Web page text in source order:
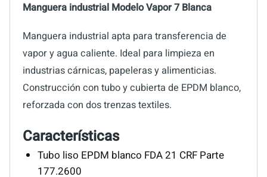
Manguera industrial Modelo Vapor 7 Blanca
Manguera industrial apta para transferencia de
vapor y agua caliente. Ideal para limpieza en
industrias cárnicas, papeleras y alimenticias.
Construcción con tubo y cubierta de EPDM blanco,
reforzada con dos trenzas textiles.
Características
Tubo liso EPDM blanco FDA 21 CRF Parte
177.2600